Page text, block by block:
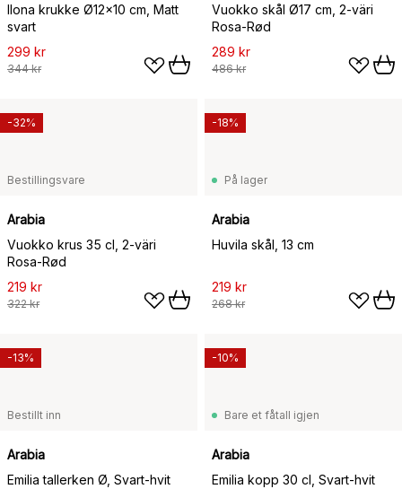
Ilona krukke Ø12x10 cm, Matt
svart
299 kr
344 kr
Vuokko skål Ø17 cm, 2-väri
Rosa-Rød
289 kr
486 kr
Bestillingsvare
Arabia
Vuokko krus 35 cl, 2-väri
Rosa-Rød
219 kr
322 kr
-32%
På lager
Arabia
Huvila skål, 13 cm
219 kr
268 kr
-18%
Bestillt inn
Arabia
Emilia tallerken Ø, Svart-hvit
-13%
Bare et fåtall igjen
Arabia
Emilia kopp 30 cl, Svart-hvit
-10%